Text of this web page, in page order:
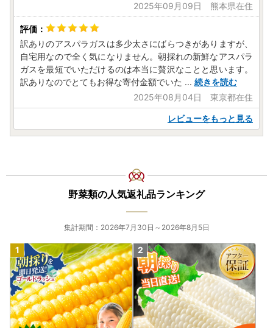
2025年09月09日 熊本県在住
訳ありのアスパラガスは多少太さにばらつきがありますが、
自宅用なので全く気になりません。朝採れの新鮮なアスパラ
ガスを最短でいただけるのは本当に贅沢なことと思います。
訳ありなのでとてもお得な寄付金額でいた ... 続きを読む
2025年08月04日 東京都在住
レビューをもっと見る
野菜類の人気返礼品ランキング
集計期間：2026年7月30日～2026年8月5日